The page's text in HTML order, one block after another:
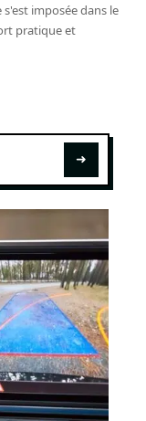
imposée dans le
pratique et